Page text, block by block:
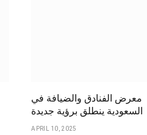
معرض الفنادق والضيافة في
السعودية ينطلق برؤية جديدة
APRIL 10, 2025